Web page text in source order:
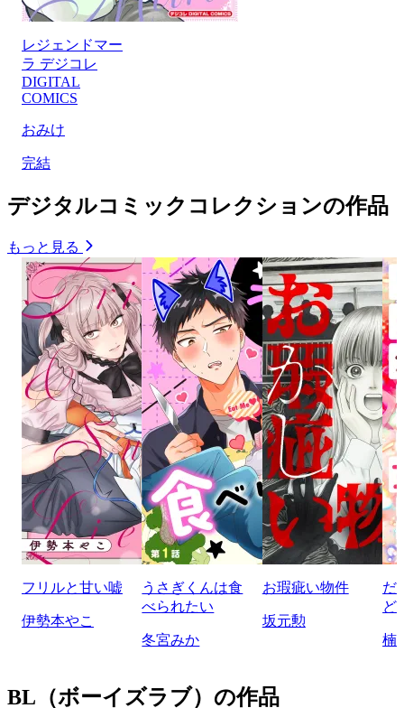
レジェンドマー
ラ デジコレ
DIGITAL
COMICS
おみけ
完結
デジタルコミックコレクションの作品
もっと見る
フリルと甘い嘘
伊勢本やこ
うさぎくんは食
べられたい
冬宮みか
お瑕疵い物件
坂元勲
だ
ど
楠
BL（ボーイズラブ）の作品